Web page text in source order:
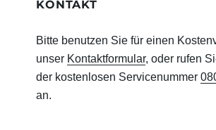
KONTAKT
Bitte benutzen Sie für einen
unser Kontaktformular, oder rufen
der kostenlosen Servicenummer
an.